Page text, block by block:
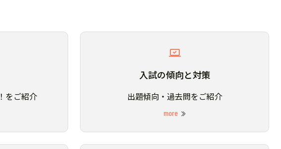
をご紹介
入試の傾向と対策
出題傾向・過去問をご紹介
more